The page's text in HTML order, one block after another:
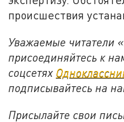
происшествия
Уважаемые читатели
присоединяйтесь к
соцсетях
подписывайтесь на
Присылайте свои